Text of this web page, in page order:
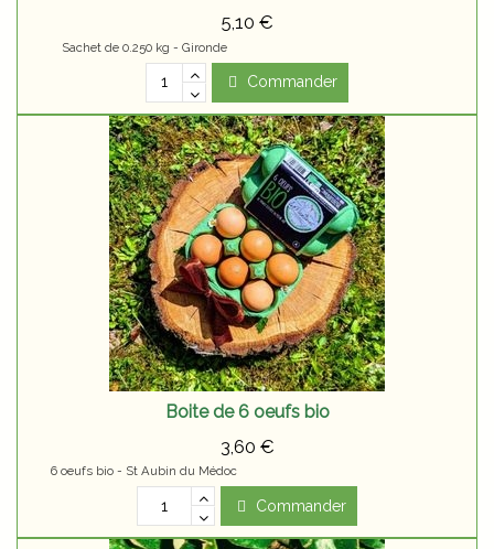
5,10 €
Sachet de 0.250 kg - Gironde
Commander
Boite de 6 oeufs bio
3,60 €
6 oeufs bio - St Aubin du Médoc
Commander